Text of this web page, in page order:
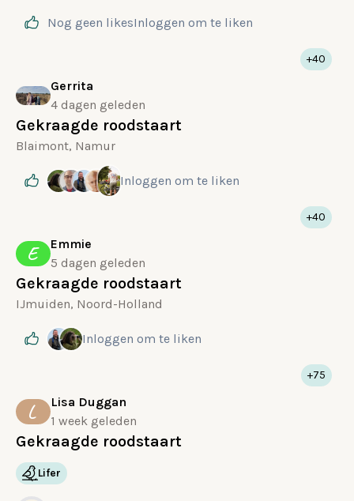
Nog geen likesInloggen om te liken
Gerrita
4 dagen geleden
Gekraagde roodstaart
Blaimont, Namur
+40
Inloggen om te liken
E
Emmie
5 dagen geleden
Gekraagde roodstaart
IJmuiden, Noord-Holland
+40
Inloggen om te liken
L
Lisa Duggan
1 week geleden
Gekraagde roodstaart
+75
Lifer